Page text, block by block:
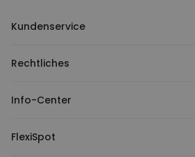
Kundenservice
Rechtliches
Info-Center
FlexiSpot